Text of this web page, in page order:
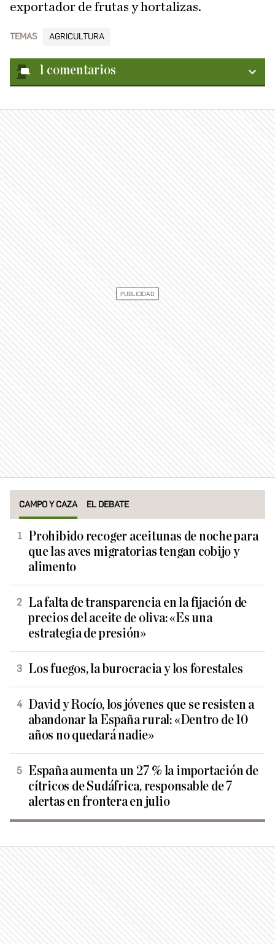
exportador de frutas y hortalizas.
TEMAS AGRICULTURA
1 comentarios
CAMPO Y CAZA EL DEBATE
Prohibido recoger aceitunas de noche para
que las aves migratorias tengan cobijo y
alimento
La falta de transparencia en la fijación de
precios del aceite de oliva: «Es una
estrategia de presión»
Los fuegos, la burocracia y los forestales
David y Rocío, los jóvenes que se resisten a
abandonar la España rural: «Dentro de 10
años no quedará nadie»
España aumenta un 27 % la importación de
cítricos de Sudáfrica, responsable de 7
alertas en frontera en julio